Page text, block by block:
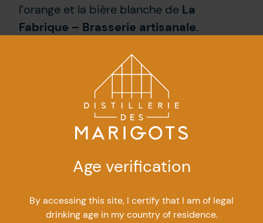
l’orange et la bière blanche de La
Fabrique – Brasserie artisanale.
Offert à la brasserie artisanale La
Fabrique, à Matane
Age verification
By accessing this site, I certify that I am of legal
drinking age in my country of residence.